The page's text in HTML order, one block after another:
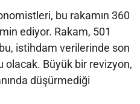
bu rakamın 360
ediyor. Rakam, 501
istihdam verilerinde son
olacak. Büyük bir revizyon,
düşürmediği